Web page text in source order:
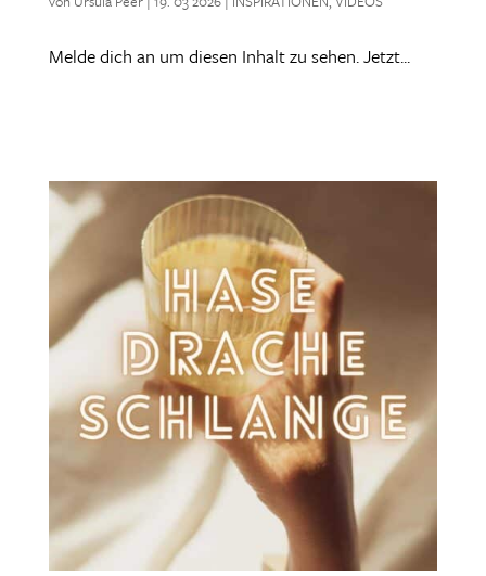
Melde dich an um diesen Inhalt zu sehen. Jetzt...